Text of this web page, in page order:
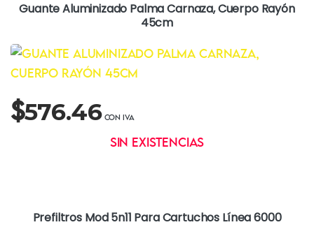
Guante Aluminizado Palma Carnaza, Cuerpo Rayón
45cm
$576.46
Sin existencias
Prefiltros Mod 5n11 Para Cartuchos Línea 6000